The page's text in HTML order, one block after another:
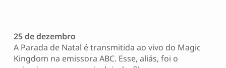
25 de dezembro
A Parada de Natal é transmitida ao vivo do Magic
Kingdom na emissora ABC. Esse, aliás, foi o